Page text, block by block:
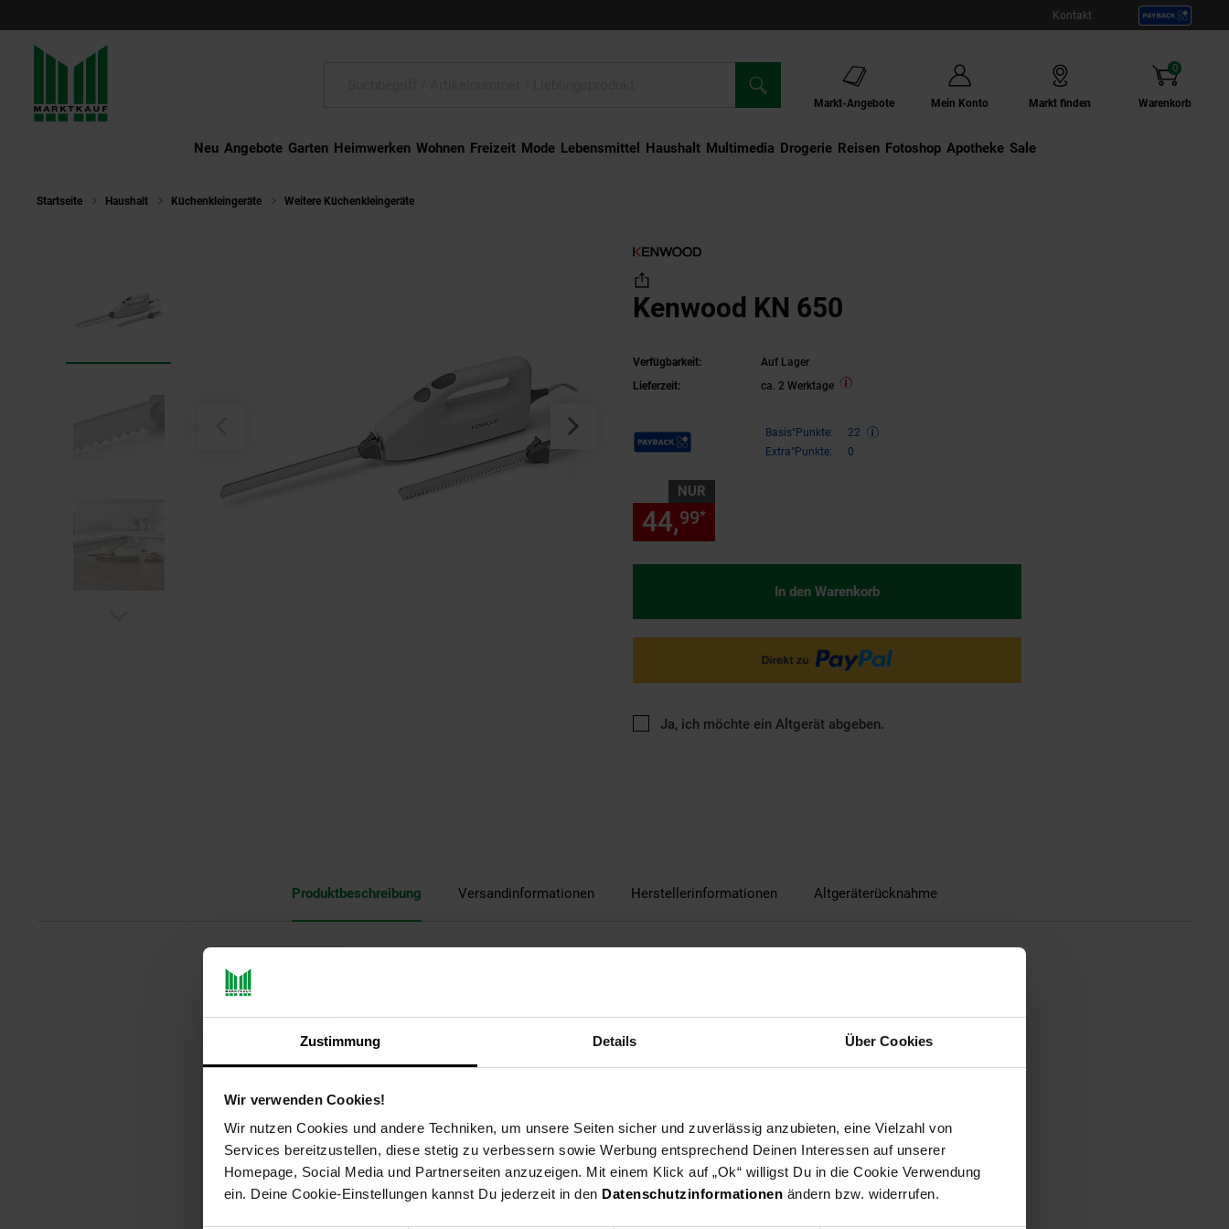
Zustimmung Details Über Cookies
Wir verwenden Cookies!
Wir nutzen Cookies und andere Techniken, um unsere Seiten sicher und zuverlässig anzubieten, eine Vielzahl von
Services bereitzustellen, diese stetig zu verbessern sowie Werbung entsprechend Deinen Interessen auf unserer
Homepage, Social Media und Partnerseiten anzuzeigen. Mit einem Klick auf „Ok“ willigst Du in die Cookie Verwendung
ein. Deine Cookie-Einstellungen kannst Du jederzeit in den Datenschutzinformationen ändern bzw. widerrufen.
Kontakt
Markt-Angebote Mein Konto Markt finden Warenkorb
0
Artikel
Neu Angebote Garten Heimwerken Wohnen Freizeit Mode Lebensmittel Haushalt Multimedia Drogerie Externer Link:
Reisen Externer Link:
Fotoshop Externer Link:
Apotheke Sale
Startseite Haushalt Küchenkleingeräte Weitere Küchenkleingeräte
Kenwood KN 650
Verfügbarkeit:
Auf Lager
Lieferzeit:
ca. 2 Werktage
Payback Punkte Basis°Punkte:
22
Extra°Punkte:
0
NUR
44,99*
In den Warenkorb
Ja, ich möchte ein Altgerät abgeben.
Produktbeschreibung Versandinformationen Herstellerinformationen Altgeräterücknahme
Es hat:
Sicherheitsschalter
Auswurftaste
Mit Tiefkühlklinge